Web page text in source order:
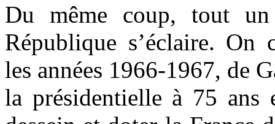
Du même coup, tout
République s’éclaire. On
les années 1966-1967, de
la présidentielle à 75 ans